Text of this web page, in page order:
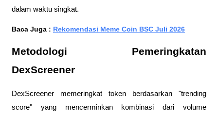
dalam waktu singkat.
Baca Juga : Rekomendasi Meme Coin BSC Juli 2026
Metodologi Pemeringkatan
DexScreener
DexScreener memeringkat token berdasarkan "trending
score" yang mencerminkan kombinasi dari volume